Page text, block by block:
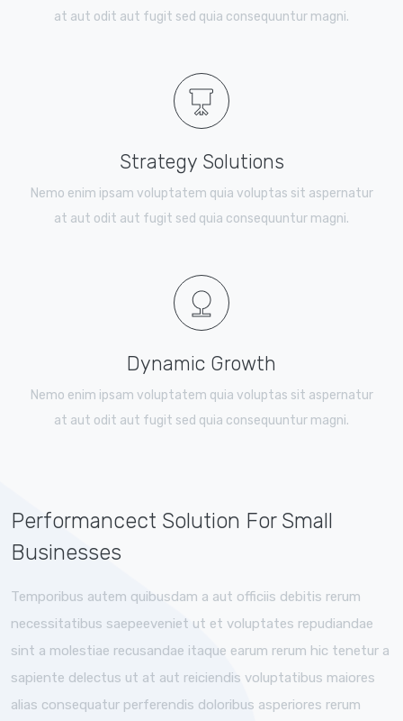
at aut odit aut fugit sed quia consequuntur magni.
Strategy Solutions
Nemo enim ipsam voluptatem quia voluptas sit aspernatur
at aut odit aut fugit sed quia consequuntur magni.
Dynamic Growth
Nemo enim ipsam voluptatem quia voluptas sit aspernatur
at aut odit aut fugit sed quia consequuntur magni.
Performancect Solution For Small
Businesses
Temporibus autem quibusdam a aut officiis debitis rerum
necessitatibus saepeeveniet ut et voluptates repudiandae
sint a molestiae recusandae itaque earum rerum hic tenetur a
sapiente delectus ut at aut reiciendis voluptatibus maiores
alias consequatur perferendis doloribus asperiores rerum